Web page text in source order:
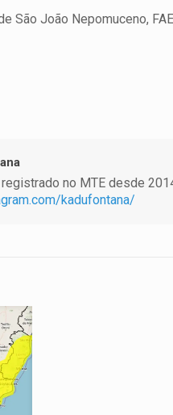
São João Nepomuceno,
no MTE desde
kadufontana/